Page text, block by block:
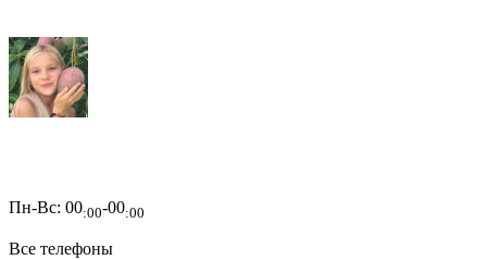
Пн-Вс: 00:00-00:00
Все телефоны